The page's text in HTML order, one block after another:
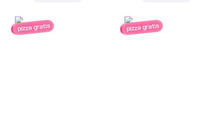
pizza gratis pizza gratis